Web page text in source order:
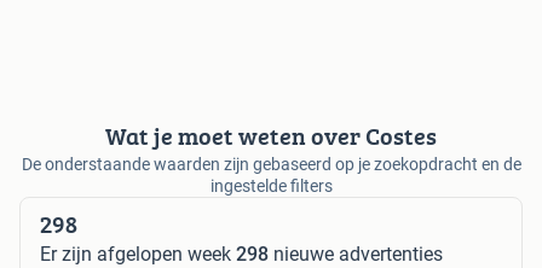
Wat je moet weten over Costes
De onderstaande waarden zijn gebaseerd op je zoekopdracht en de
ingestelde filters
298
Er zijn afgelopen week 298 nieuwe advertenties